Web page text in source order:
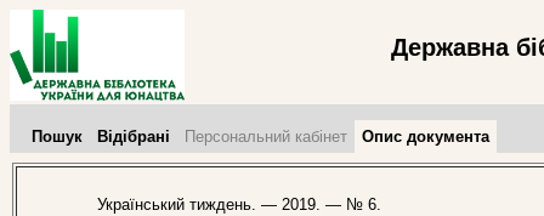
Державна
Пошук Відібрані Персональний кабінет Опис документа
Український тиждень. — 2019. — № 6.